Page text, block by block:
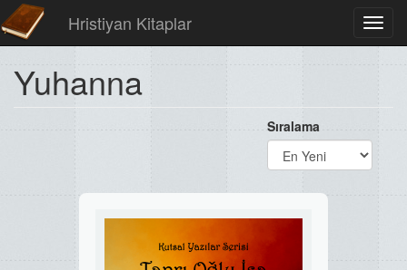
Hristiyan Kitaplar
Yuhanna
Sıralama